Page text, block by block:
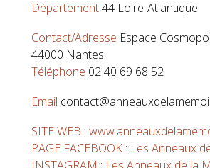
Département44 Loire-Atlantique
Contact/Adresse Espace
44000 Nantes
Téléphone 02 40 69 68 52
Email
SITE WEB :
PAGE FACEBOOK : Les Anneaux